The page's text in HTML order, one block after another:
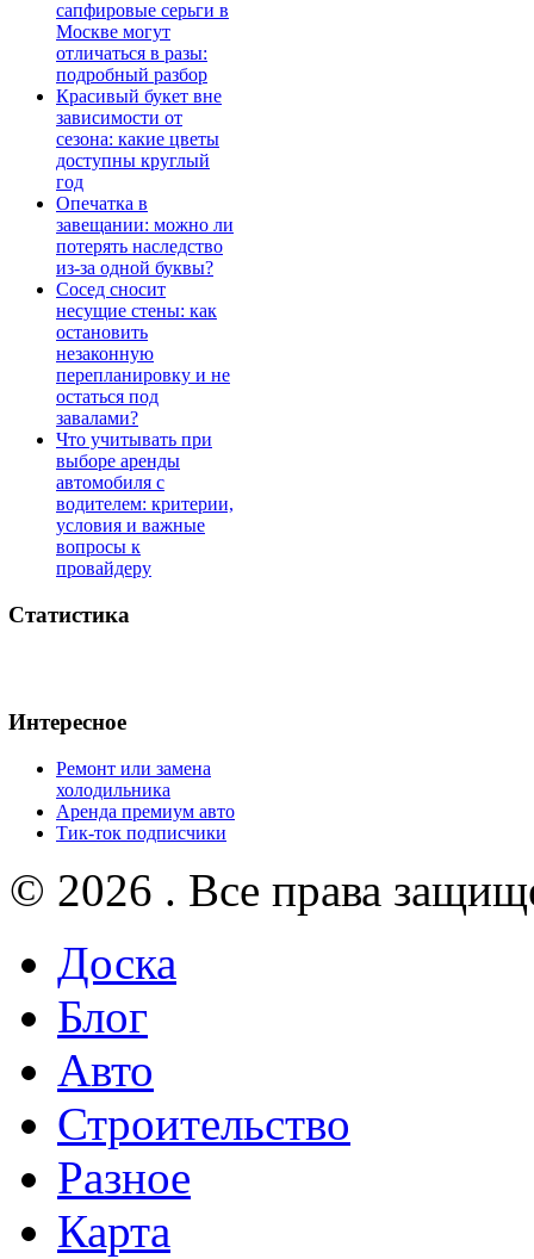
сапфировые серьги в
Москве могут
отличаться в разы:
подробный разбор
Красивый букет вне
зависимости от
сезона: какие цветы
доступны круглый
год
Опечатка в
завещании: можно ли
потерять наследство
из-за одной буквы?
Сосед сносит
несущие стены: как
остановить
незаконную
перепланировку и не
остаться под
завалами?
Что учитывать при
выборе аренды
автомобиля с
водителем: критерии,
условия и важные
вопросы к
провайдеру
Статистика
Интересное
Ремонт или замена
холодильника
Аренда премиум авто
Тик-ток подписчики
© 2026 . Все права
Доска
Блог
Авто
Строительство
Разное
Карта